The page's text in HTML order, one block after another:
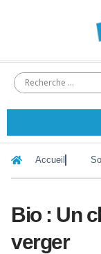
Accueil
Bio : Un
verger